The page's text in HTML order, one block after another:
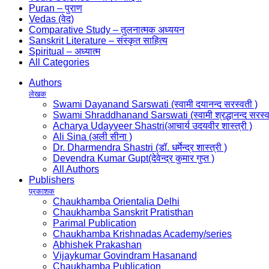
Puran – पुराण
Vedas (वेद)
Comparative Study – तुलनात्मक अध्ययन
Sanskrit Literature – संस्कृत साहित्य
Spiritual – अध्यात्म
All Categories
Authors
लेखक
Swami Dayanand Sarswati (स्वामी दयानन्द सरस्वती )
Swami Shraddhanand Sarswati (स्वामी श्रद्धानन्द
Acharya Udayveer Shastri(आचार्य उदयवीर शास्त्री )
Ali Sina (अली सीना )
Dr. Dharmendra Shastri (डॉ. धर्मेन्द्र शास्त्री )
Devendra Kumar Gupt(देवेन्द्र कुमार गुप्त )
All Authors
Publishers
प्रकाशक
Chaukhamba Orientalia Delhi
Chaukhamba Sanskrit Pratisthan
Parimal Publication
Chaukhamba Krishnadas Academy/series
Abhishek Prakashan
Vijaykumar Govindram Hasanand
Chaukhamba Publication